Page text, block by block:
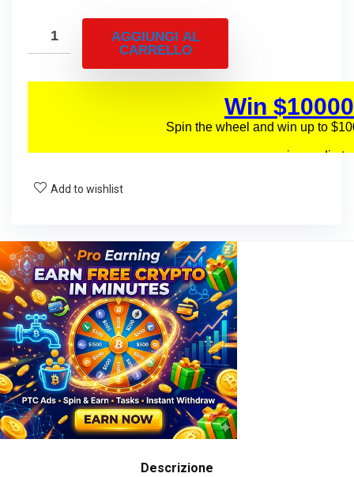
AGGIUNGI AL
CARRELLO
Add to wishlist
Descrizione